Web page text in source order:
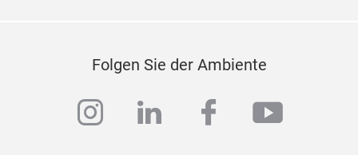
Folgen Sie der Ambiente
instagram
linkedinfacebook